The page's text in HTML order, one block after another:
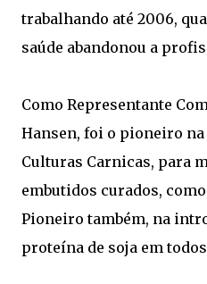
trabalhando até 2006,
saúde abandonou a
Como Representante
Hansen, foi o pioneiro
Culturas Carnicas, para
embutidos curados,
Pioneiro também, na
proteína de soja em